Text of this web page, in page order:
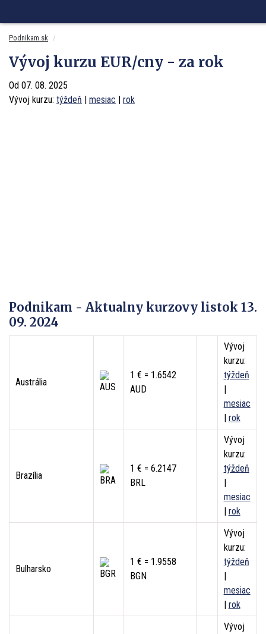
Podnikam.sk
Vývoj kurzu EUR/cny - za rok
Od 07. 08. 2025
Vývoj kurzu: týždeň | mesiac | rok
Podnikam - Aktualny kurzovy listok 13.
09. 2024
Austrália
1 € = 1.6542
AUD
Vývoj
kurzu:
týždeň
|
mesiac
| rok
Brazília
1 € = 6.2147
BRL
Vývoj
kurzu:
týždeň
|
mesiac
| rok
Bulharsko
1 € = 1.9558
BGN
Vývoj
kurzu:
týždeň
|
mesiac
| rok
Vývoj